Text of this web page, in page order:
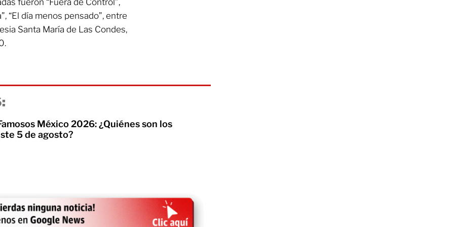
“El día menos pensado”, entre
Santa María de Las Condes,
México 2026: ¿Quiénes son los
5 de agosto?